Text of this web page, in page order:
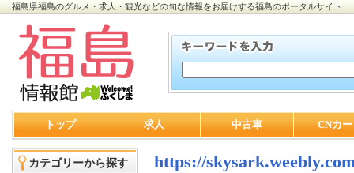
福島県福島のグルメ・求人・観光などの旬な情報をお届けする福島のポータルサイト
トップ 求人 中古車 CNカ
カテゴリーから探す https://